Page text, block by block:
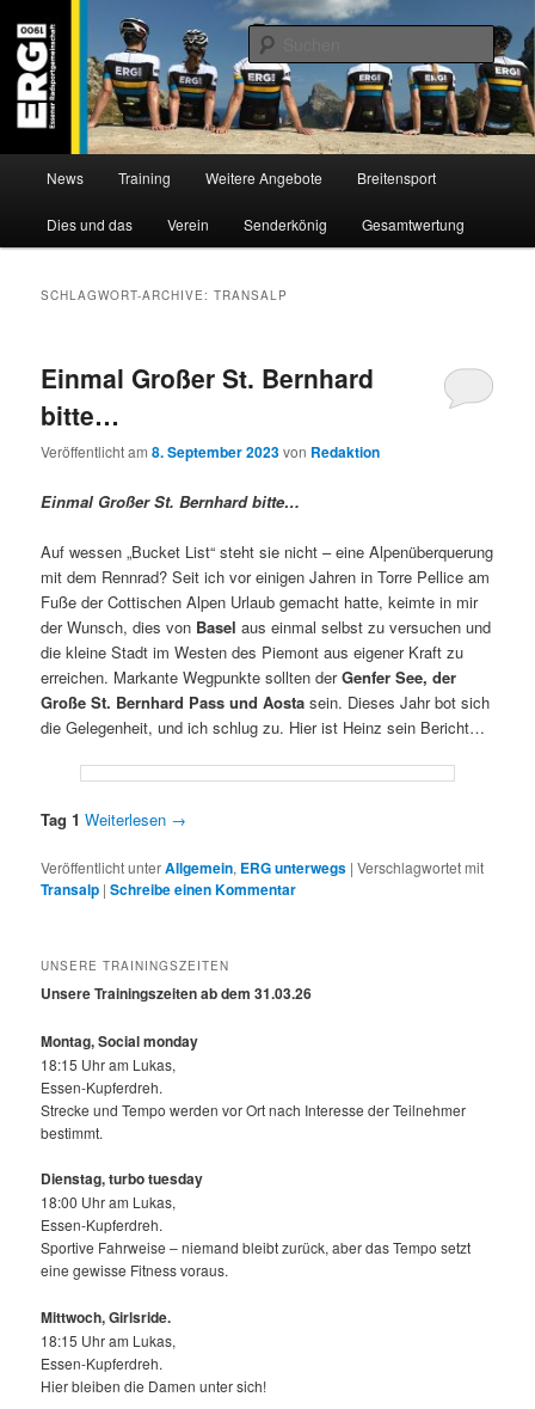
Inhalt
wechseln
sekundären
Inhalt
wechselnERG 1900 e.V
Willkommen bei der Essener Radsportgemeinschaft
News Training Weitere Angebote Breitensport
Dies und das Verein Senderkönig Gesamtwertung
SCHLAGWORT-ARCHIVE:TRANSALP
Einmal Großer St. Bernhard
bitte…
Veröffentlicht am8. September 2023von Redaktion
Einmal Großer St. Bernhard bitte…
Auf wessen „Bucket List“ steht sie nicht – eine Alpenüberquerung
mit dem Rennrad? Seit ich vor einigen Jahren in Torre Pellice am
Fuße der Cottischen Alpen Urlaub gemacht hatte, keimte in mir
der Wunsch, dies von Basel aus einmal selbst zu versuchen und
die kleine Stadt im Westen des Piemont aus eigener Kraft zu
erreichen. Markante Wegpunkte sollten derGenfer See, der
Große St. Bernhard Pass und Aosta sein. Dieses Jahr bot sich
die Gelegenheit, und ich schlug zu. Hier ist Heinz sein Bericht…
Tag 1 Weiterlesen →
Veröffentlicht unterAllgemein, ERG unterwegs |Verschlagwortet mit
Transalp |Schreibe einen Kommentar
UNSERE TRAININGSZEITEN
Unsere Trainingszeiten ab dem 31.03.26
Montag, Social monday
18:15 Uhr am Lukas,
Essen-Kupferdreh.
Strecke und Tempo werden vor Ort nach Interesse der Teilnehmer
bestimmt.
Dienstag, turbo tuesday
18:00 Uhr am Lukas,
Essen-Kupferdreh.
Sportive Fahrweise – niemand bleibt zurück, aber das Tempo setzt
eine gewisse Fitness voraus.
Mittwoch,Girlsride.
18:15 Uhr am Lukas,
Essen-Kupferdreh.
Hier bleiben die Damen unter sich!